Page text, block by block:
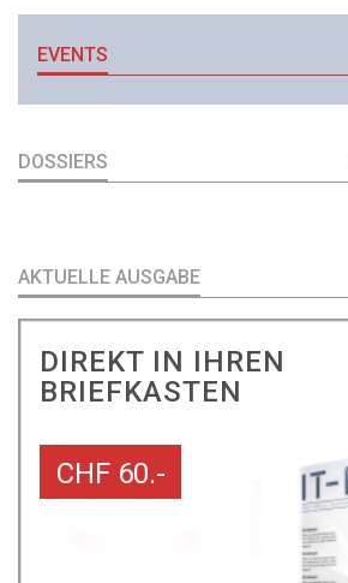
EVENTS
DOSSIERS
AKTUELLE AUSGABE
DIREKT IN IHREN
BRIEFKASTEN
CHF 60.-